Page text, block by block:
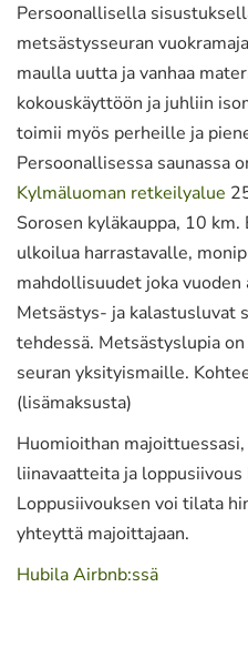
Persoonallisella
metsästysseuran
maulla uutta ja vanhaa
kokouskäyttöön ja juhliin
toimii myös perheille ja
Persoonallisessa saunassa
Kylmäluoman retkeilyalue
Sorosen kyläkauppa, 10
ulkoilua harrastavalle,
mahdollisuudet joka vuoden
Metsästys- ja kalastusluvat
tehdessä. Metsästyslupia
seuran yksityismaille.
(lisämaksusta)
Huomioithan
liinavaatteita ja loppusiivous
Loppusiivouksen voi tilata
yhteyttä majoittajaan.
Hubila Airbnb:ssä